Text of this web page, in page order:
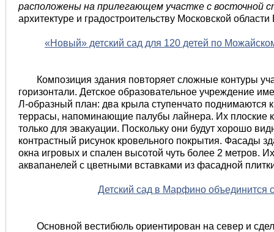
расположены на прилегающем участке с восточной
архитектуре и градостроительству Московской
«Новый» детский сад для 120 детей по
Композиция здания повторяет сложные контуры
горизонтали. Детское образовательное учреждение
Л-образный план: два крыла ступенчато поднимаются
террасы, напоминающие палубы лайнера. Их плоские
только для эвакуации. Поскольку они будут хорошо
контрастный рисунок кровельного покрытия. Фасады
окна игровых и спален высотой чуть более 2 метров.
аквапанелей с цветными вставками из фасадной
Детский сад в Марфино объединится
Основной вестибюль ориентирован на север и